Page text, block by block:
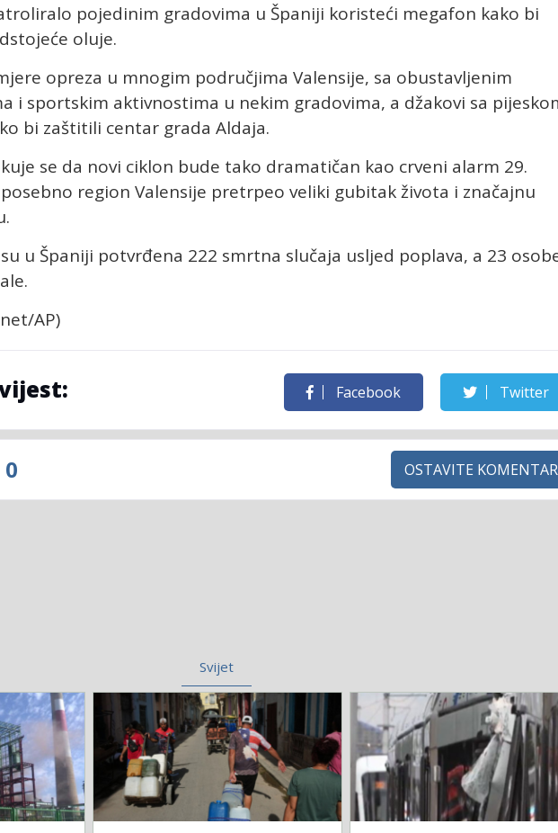
pojedinim gradovima u Španiji koristeći megafon kako bi
oluje.
opreza u mnogim područjima Valensije, sa obustavljenim
i sportskim aktivnostima u nekim gradovima, a džakovi sa
bi zaštitili centar grada Aldaja.
se da novi ciklon bude tako dramatičan kao crveni alarm 29.
region Valensije pretrpeo veliki gubitak života i značajnu
u Španiji potvrđena 222 smrtna slučaja usljed poplava, a 23
AP)
Facebook Twitter
0 OSTAVITE KOMENTAR
Svijet